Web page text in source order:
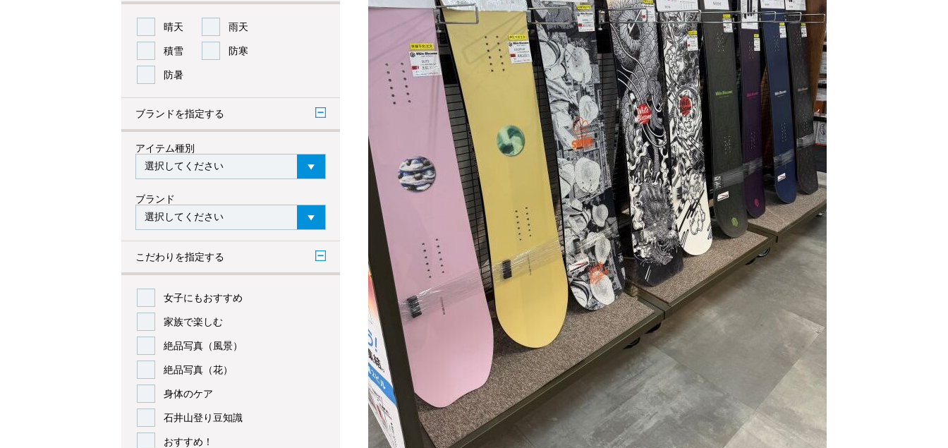
晴天 雨天
積雪 防寒
防暑
ブランドを指定する
アイテム種別
ブランド
こだわりを指定する
女子にもおすすめ
家族で楽しむ
絶品写真（風景）
絶品写真（花）
身体のケア
石井山登り豆知識
おすすめ！